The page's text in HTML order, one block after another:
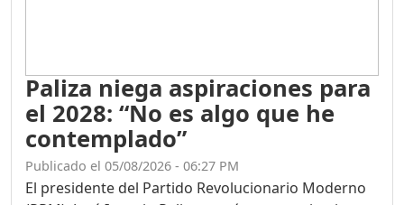
Paliza niega aspiraciones para
el 2028: “No es algo que he
contemplado”
Publicado el 05/08/2026 - 06:27 PM
El presidente del Partido Revolucionario Moderno